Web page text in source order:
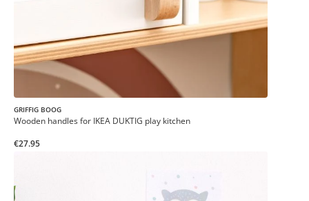
GRIFFIG BOOG
Wooden handles for IKEA DUKTIG play kitchen
€27.95